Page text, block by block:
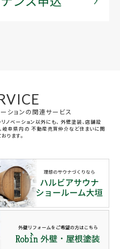
ーションの関連サービス
ノベーション以外にも、 外壁塗装、店舗設
岐阜県内の 不動産売買仲介など住まいに関
ります。